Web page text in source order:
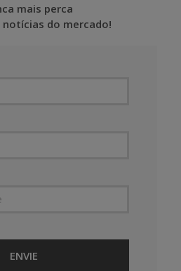
mais perca
notícias do mercado!